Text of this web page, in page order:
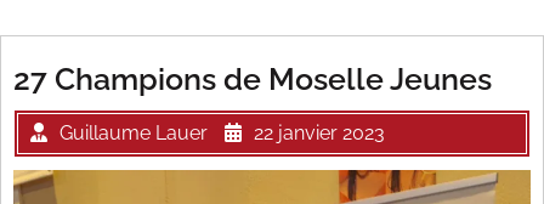
27 Champions de Moselle Jeunes
Guillaume Lauer 22 janvier 2023